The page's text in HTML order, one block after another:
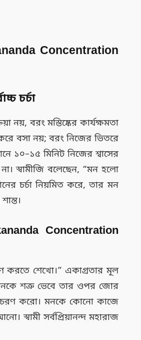
Concentration
চর্চা
নয়, বরং মস্তিষ্কের কার্যক্ষমতা
করে বসা নয়; বরং নিজের ভিতরে
১০–১৫ মিনিট নিজের শ্বাসের
স্বামীজি বলেছেন, “মন হলো
চর্চা নিয়মিত করে, তার মন
Concentration
করতে শেখো।” একাগ্রতার মূল
শত্রু ভেবে তার ওপর জোর
করো। মনকে কোনো কাজে
স্বামী সর্বপ্রিয়ানন্দ মহারাজ